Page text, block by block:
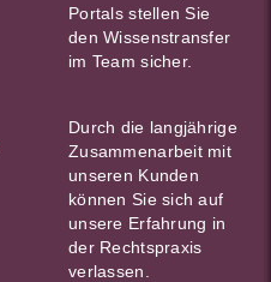
Portals stellen Sie
den Wissenstransfer
im Team sicher.
Durch die langjährige
Zusammenarbeit mit
unseren Kunden
können Sie sich auf
unsere Erfahrung in
der Rechtspraxis
verlassen.